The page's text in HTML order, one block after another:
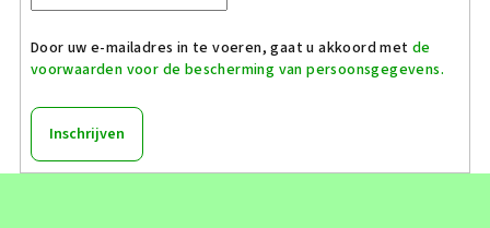
Door uw e-mailadres in te voeren, gaat u akkoord met de
voorwaarden voor de bescherming van persoonsgegevens.
Inschrijven